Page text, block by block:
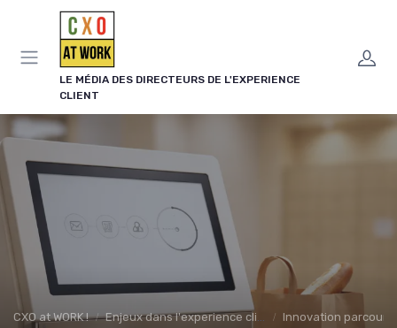
LE MÉDIA DES DIRECTEURS DE L'EXPERIENCE
CLIENT
CXO at WORK ! Enjeux dans l'experience client Innovation parcours
Panneau de gestion des cookies